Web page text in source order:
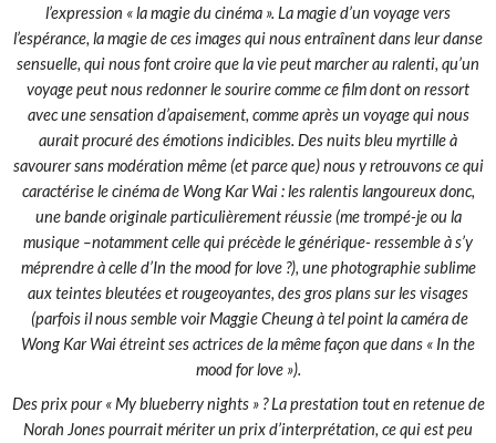
l’expression « la magie du cinéma ». La magie d’un voyage vers
l’espérance, la magie de ces images qui nous entraînent dans leur danse
sensuelle, qui nous font croire que la vie peut marcher au ralenti, qu’un
voyage peut nous redonner le sourire comme ce film dont on ressort
avec une sensation d’apaisement, comme après un voyage qui nous
aurait procuré des émotions indicibles. Des nuits bleu myrtille à
savourer sans modération même (et parce que) nous y retrouvons ce qui
caractérise le cinéma de Wong Kar Wai : les ralentis langoureux donc,
une bande originale particulièrement réussie (me trompé-je ou la
musique –notamment celle qui précède le générique- ressemble à s’y
méprendre à celle d’In the mood for love ?), une photographie sublime
aux teintes bleutées et rougeoyantes, des gros plans sur les visages
(parfois il nous semble voir Maggie Cheung à tel point la caméra de
Wong Kar Wai étreint ses actrices de la même façon que dans « In the
mood for love »).
Des prix pour « My blueberry nights » ? La prestation tout en retenue de
Norah Jones pourrait mériter un prix d’interprétation, ce qui est peu